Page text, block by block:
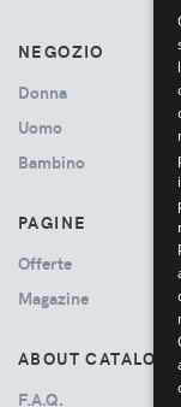
NEGOZIO
Donna
Uomo
Bambino
PAGINE
Offerte
Magazine
ABOUT CATALOVE
F.A.Q.